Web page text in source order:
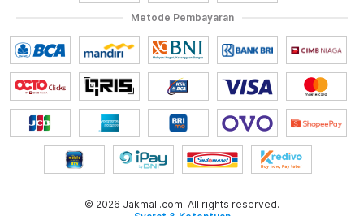
Metode Pembayaran
© 2026 Jakmall.com. All rights reserved.